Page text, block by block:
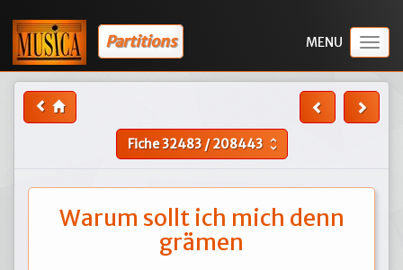
Partitions
Fiche32483/208443 unfold_more
Warum sollt ich mich denn
grämen